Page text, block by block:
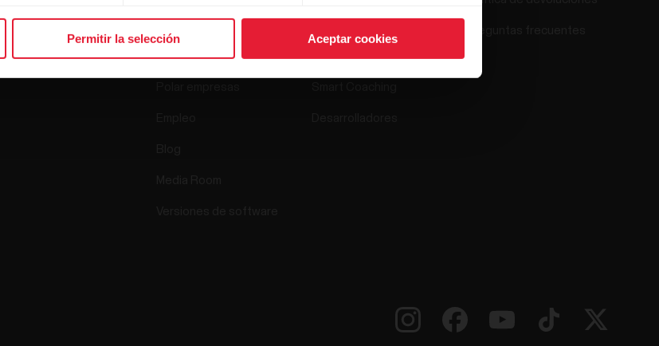
Permitir la selección Aceptar cookies
Accesorios Ciencia Aplicaciones compatibles